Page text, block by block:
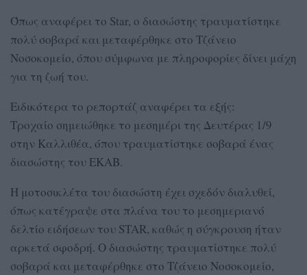
Όπως αναφέρει τo Star, o διασώστης τραυματίστηκε
πολύ σοβαρά και μεταφέρθηκε στο Τζάνειο
Νοσοκομείο, όπου σύμφωνα με πληροφορίες δίνει μάχη
για τη ζωή του.
Ειδικότερα το ρεπορτάζ αναφέρει τα εξής:
Τροχαίο σημειώθηκε το μεσημέρι της Δευτέρας 1/9
στην Καλλιθέα, όπου τραυματίστηκε σοβαρά ένας
διασώστης του ΕΚΑΒ.
Η μοτοσικλέτα του διασώστη έχει σχεδόν διαλυθεί,
όπως κατέγραψε στα πλάνα του το μεσημεριανό
δελτίο ειδήσεων του STAR, καθώς η σύγκρουση ήταν
αρκετά σφοδρή. Ο διασώστης τραυματίστηκε πολύ
σοβαρά και μεταφέρθηκε στο Τζάνειο Νοσοκομείο,